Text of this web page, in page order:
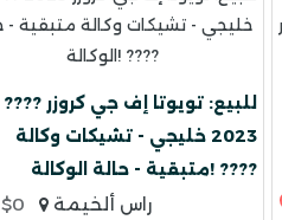
???? للبيع: تويوتا إف جي كروزر
2023 خليجي - تشيكات وكالة
متبقية - حالة الوكالة! ????
$0
راس ألخيمة